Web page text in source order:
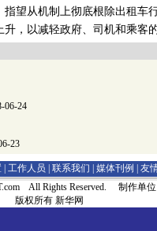
望从机制上彻底根除出租车
，以减轻政府、司机和乘客
06-24
23
工作人员 联系我们 媒体刊例
友
All Rights Reserved. 制作单
版权所有 新华网